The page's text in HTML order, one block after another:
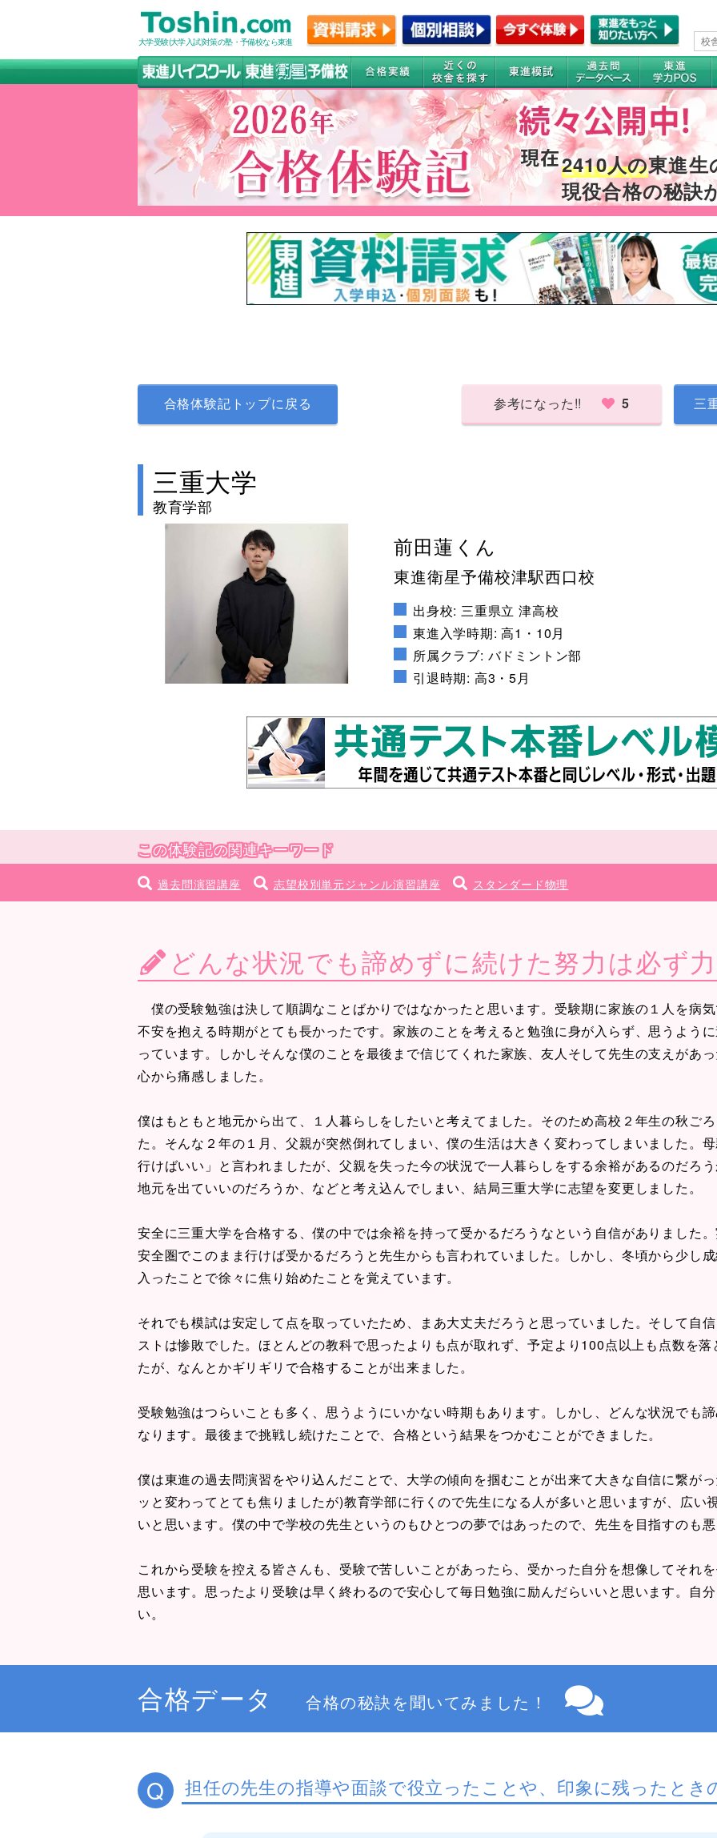
大学受験(大学入試)対策の塾・予備校なら東進
2410人の東進生
現役合格の秘訣
合格体験記トップに戻る 参考になった!! 5 三
三重大学
教育学部
no image
前田蓮くん
東進衛星予備校津駅西口校
出身校: 三重県立 津高校
東進入学時期: 高1・10月
所属クラブ: バドミントン部
引退時期: 高3・5月
この体験記の関連キーワード
過去問演習講座 志望校別単元ジャンル演習講座 スタンダード物理
どんな状況でも諦めずに続けた努力は必ず
僕の受験勉強は決して順調なことばかりではなかったと思います。受験期に家族の１人を病
不安を抱える時期がとても長かったです。家族のことを考えると勉強に身が入らず、思うよう
っています。しかしそんな僕のことを最後まで信じてくれた家族、友人そして先生の支えがあ
心から痛感しました。
僕はもともと地元から出て、１人暮らしをしたいと考えてました。そのため高校２年生の秋ご
た。そんな２年の１月、父親が突然倒れてしまい、僕の生活は大きく変わってしまいました。
行けばいい」と言われましたが、父親を失った今の状況で一人暮らしをする余裕があるのだろ
地元を出ていいのだろうか、などと考え込んでしまい、結局三重大学に志望を変更しました。
安全に三重大学を合格する、僕の中では余裕を持って受かるだろうなという自信がありました
安全圏でこのまま行けば受かるだろうと先生からも言われていました。しかし、冬頃から少し
入ったことで徐々に焦り始めたことを覚えています。
それでも模試は安定して点を取っていたため、まあ大丈夫だろうと思っていました。そして自
ストは惨敗でした。ほとんどの教科で思ったよりも点が取れず、予定より100点以上も点数を
たが、なんとかギリギリで合格することが出来ました。
受験勉強はつらいことも多く、思うようにいかない時期もあります。しかし、どんな状況でも
なります。最後まで挑戦し続けたことで、合格という結果をつかむことができました。
僕は東進の過去問演習をやり込んだことで、大学の傾向を掴むことが出来て大きな自信に繋が
ッと変わってとても焦りましたが)教育学部に行くので先生になる人が多いと思いますが、広い
いと思います。僕の中で学校の先生というのもひとつの夢ではあったので、先生を目指すのも
これから受験を控える皆さんも、受験で苦しいことがあったら、受かった自分を想像してそれ
思います。思ったより受験は早く終わるので安心して毎日勉強に励んだらいいと思います。自
い。
合格データ 合格の秘訣を聞いてみました！
Q 担任の先生の指導や面談で役立ったことや、印象に残ったとき